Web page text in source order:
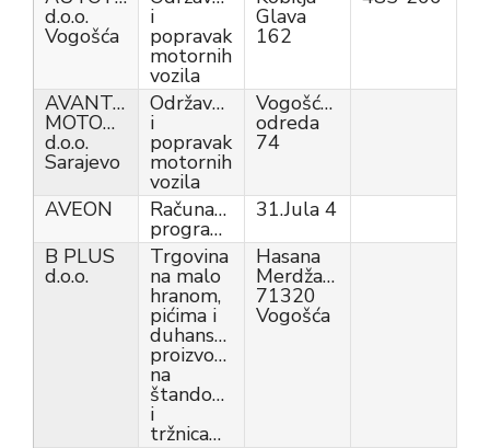
d.o.o.
Vogošća
i
popravak
motornih
vozila
Glava
162
AVANTGARDE
MOTORS
d.o.o.
Sarajevo
Održavanje
i
popravak
motornih
vozila
Vogošćanskih
odreda
74
AVEON Računarsko
programiranje
31.Jula 4
B PLUS
d.o.o.
Trgovina
na malo
hranom,
pićima i
duhanskim
proizvodima
na
štandovima
i
tržnicama
Hasana
Merdžanovića,
71320
Vogošća